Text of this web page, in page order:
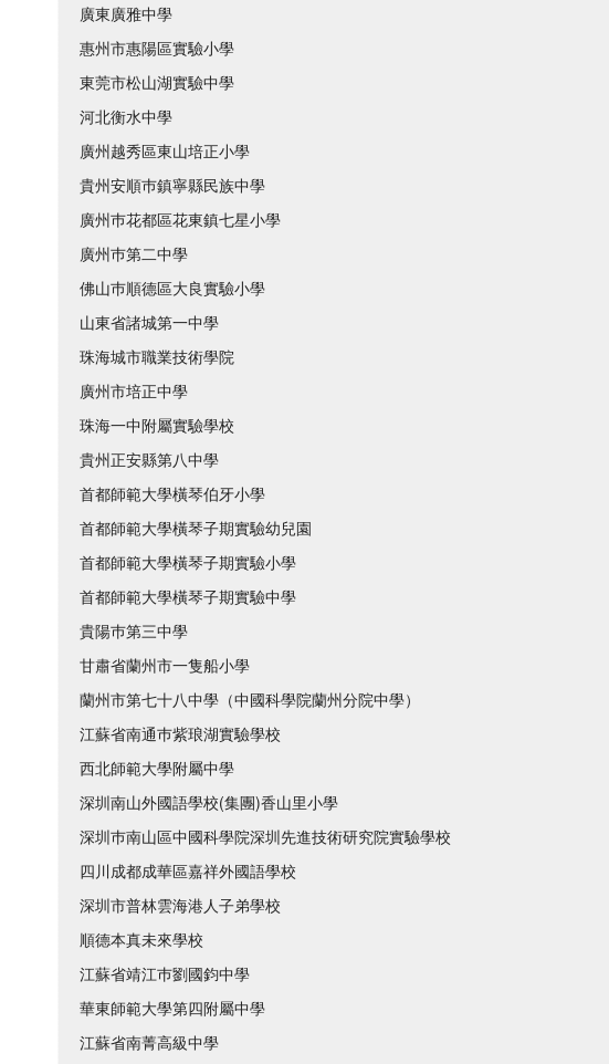
廣東廣雅中學
惠州市惠陽區實驗小學
東莞市松山湖實驗中學
河北衡水中學
廣州越秀區東山培正小學
貴州安順巿鎮寧縣民族中學
廣州巿花都區花東鎮七星小學
廣州巿第二中學
佛山巿順德區大良實驗小學
山東省諸城第一中學
珠海城市職業技術學院
廣州市培正中學
珠海一中附屬實驗學校
貴州正安縣第八中學
首都師範大學橫琴伯牙小學
首都師範大學橫琴子期實驗幼兒園
首都師範大學橫琴子期實驗小學
首都師範大學橫琴子期實驗中學
貴陽巿第三中學
甘肅省蘭州市一隻船小學
蘭州市第七十八中學（中國科學院蘭州分院中學）
江蘇省南通巿紫琅湖實驗學校
西北師範大學附屬中學
深圳南山外國語學校(集團)香山里小學
深圳巿南山區中國科學院深圳先進技術研究院實驗學校
四川成都成華區嘉祥外國語學校
深圳市普林雲海港人子弟學校
順德本真未來學校
江蘇省靖江巿劉國鈞中學
華東師範大學第四附屬中學
江蘇省南菁高級中學